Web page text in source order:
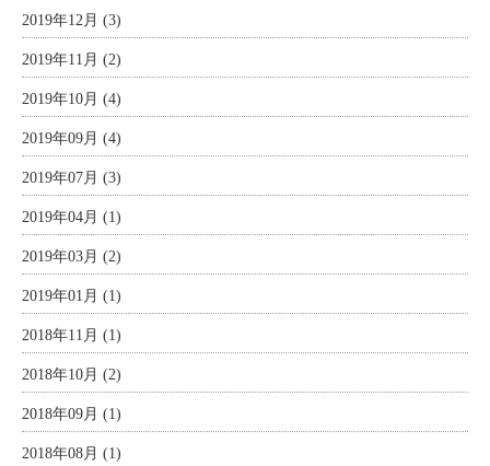
2019年12月 (3)
2019年11月 (2)
2019年10月 (4)
2019年09月 (4)
2019年07月 (3)
2019年04月 (1)
2019年03月 (2)
2019年01月 (1)
2018年11月 (1)
2018年10月 (2)
2018年09月 (1)
2018年08月 (1)